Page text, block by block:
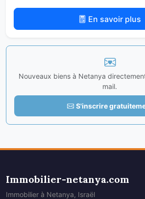
En savoir plus
Nouveaux biens à Netanya
mail.
S'inscrire
Immobilier-netanya.com
Immobilier à Netanya, Israël